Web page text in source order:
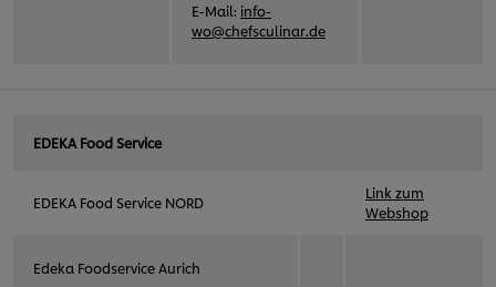
E-Mail: info-
wo@chefsculinar.de
EDEKA Food Service
EDEKA Food Service NORD
Link zum
Webshop
Edeka Foodservice Aurich